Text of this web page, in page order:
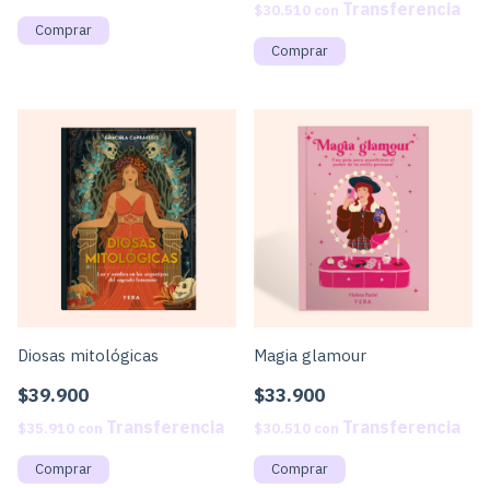
$30.510 con
Diosas mitológicas
$39.900
$35.910 con
Magia glamour
$33.900
$30.510 con